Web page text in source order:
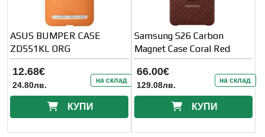
ASUS BUMPER CASE
ZD551KL ORG
12.68€
24.80лв. на склад
КУПИ
Samsung S26 Carbon
Magnet Case Coral Red
66.00€
129.08лв. на склад
КУПИ